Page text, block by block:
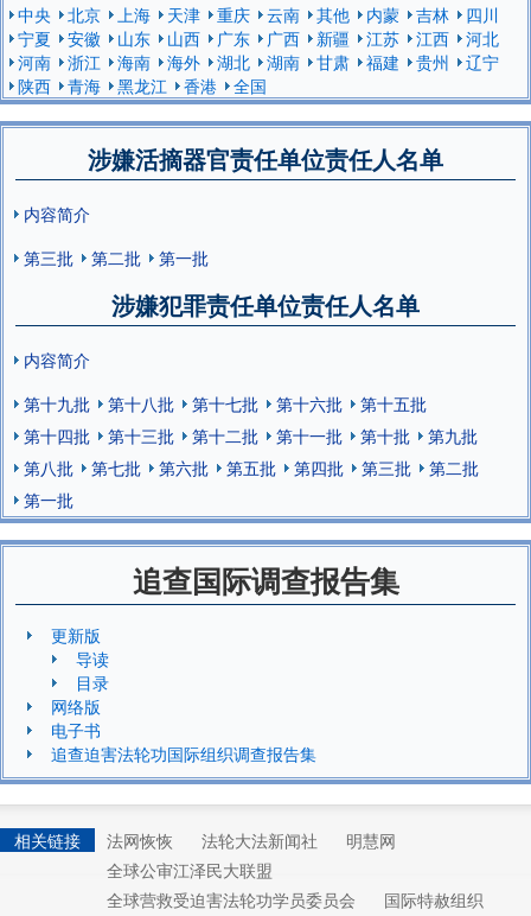
中央 北京 上海 天津 重庆 云南 其他 内蒙 吉林
四川
宁夏
安徽 山东 山西 广东 广西 新疆 江苏 江西
河北
河南
浙江 海南 海外 湖北 湖南 甘肃 福建 贵州
辽宁
陕西
青海 黑龙江 香港 全国
涉嫌活摘器官责任单位责任人名单
内容简介
第三批
第二批 第一批
涉嫌犯罪责任单位责任人名单
内容简介
第十九批
第十八批 第十七批 第十六批
第十五批
第十四批
第十三批 第十二批 第十一批 第十批
第九批
第八批
第七批 第六批 第五批 第四批 第三批
第二批
第一批
追查国际调查报告集
更新版
导读
目录
网络版
电子书
追查迫害法轮功国际组织调查报告集
相关链接 法网恢恢 法轮大法新闻社
明慧网
全球公审江泽民大联盟
全球营救受迫害法轮功学员委员会
国际特赦组织